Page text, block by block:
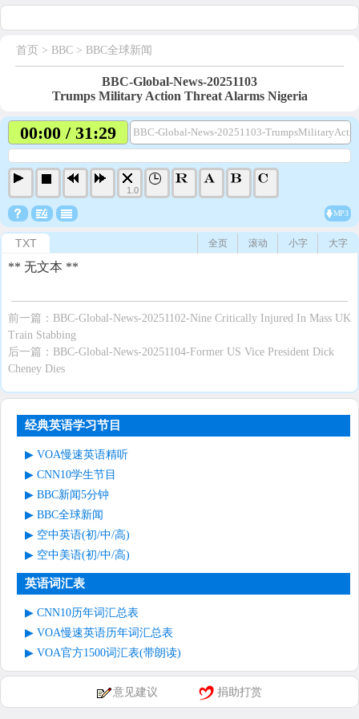
首页 > BBC > BBC全球新闻
BBC-Global-News-20251103
Trumps Military Action Threat Alarms Nigeria
00:00 / 31:29 BBC-Global-News-20251103-
1.0
MP3
TXT 大字
小字
滚动
全页
** 无文本 **
前一篇： BBC-Global-News-20251102-Nine Critically Injured In Mass UK
Train Stabbing
后一篇： BBC-Global-News-20251104-Former US Vice President Dick
Cheney Dies
经典英语学习节目
VOA慢速英语精听
CNN10学生节目
BBC新闻5分钟
BBC全球新闻
空中英语(初/中/高)
空中美语(初/中/高)
英语词汇表
CNN10历年词汇总表
VOA慢速英语历年词汇总表
VOA官方1500词汇表(带朗读)
意见建议 捐助打赏